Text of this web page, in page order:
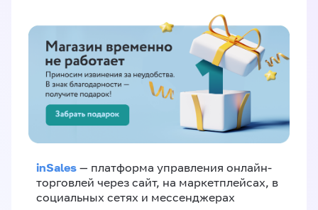
inSales — платформа управления онлайн-
торговлей через сайт, на маркетплейсах, в
социальных сетях и мессенджерах